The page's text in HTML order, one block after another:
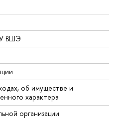
ВШЭ
об имуществе и
характера
организации